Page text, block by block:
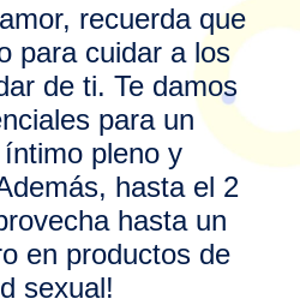
recuerda que
para cuidar a los
de ti. Te damos
para un
pleno y
hasta el 2
hasta un
en productos de
sexual!